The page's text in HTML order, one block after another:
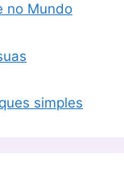
no Mundo
simples